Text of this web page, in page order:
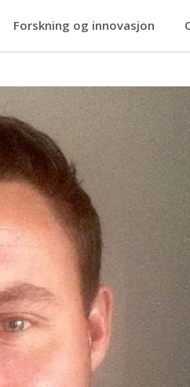
Forskning og innovasjon